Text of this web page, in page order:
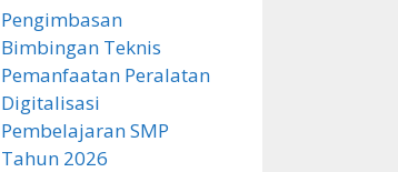
Pengimbasan
Bimbingan Teknis
Pemanfaatan Peralatan
Digitalisasi
Pembelajaran SMP
Tahun 2026